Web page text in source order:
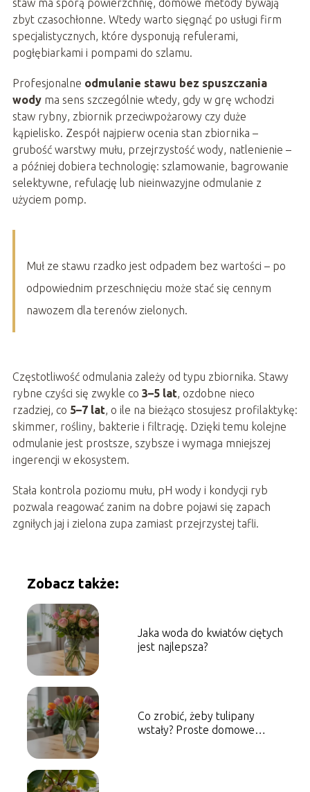
staw ma sporą powierzchnię, domowe metody bywają
zbyt czasochłonne. Wtedy warto sięgnąć po usługi firm
specjalistycznych, które dysponują refulerami,
pogłębiarkami i pompami do szlamu.
Profesjonalne odmulanie stawu bez spuszczania
wodyma sens szczególnie wtedy, gdy w grę wchodzi
staw rybny, zbiornik przeciwpożarowy czy duże
kąpielisko. Zespół najpierw ocenia stan zbiornika –
grubość warstwy mułu, przejrzystość wody, natlenienie –
a później dobiera technologię: szlamowanie, bagrowanie
selektywne, refulację lub nieinwazyjne odmulanie z
użyciem pomp.
Muł ze stawu rzadko jest odpadem bez wartości – po
odpowiednim przeschnięciu może stać się cennym
nawozem dla terenów zielonych.
Częstotliwość odmulania zależy od typu zbiornika. Stawy
rybne czyści się zwykle co 3–5 lat, ozdobne nieco
rzadziej, co 5–7 lat, o ile na bieżąco stosujesz profilaktykę:
skimmer, rośliny, bakterie i filtrację. Dzięki temu kolejne
odmulanie jest prostsze, szybsze i wymaga mniejszej
ingerencji w ekosystem.
Stała kontrola poziomu mułu, pH wody i kondycji ryb
pozwala reagować zanim na dobre pojawi się zapach
zgniłych jaj i zielona zupa zamiast przejrzystej tafli.
Zobacz także:
Jaka woda do kwiatów ciętych
jest najlepsza?
Co zrobić, żeby tulipany
wstały? Proste domowe